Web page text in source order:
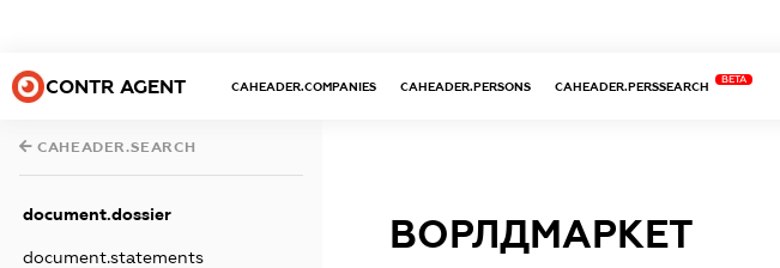
CONTR AGENT CAHEADER.COMPANIES CAHEADER.PERSONS CAHEADER.PERSSEARCH
BETA
CAHEADER.SEARCH
document.dossier
document.statements
ВОРЛДМАРКЕТ